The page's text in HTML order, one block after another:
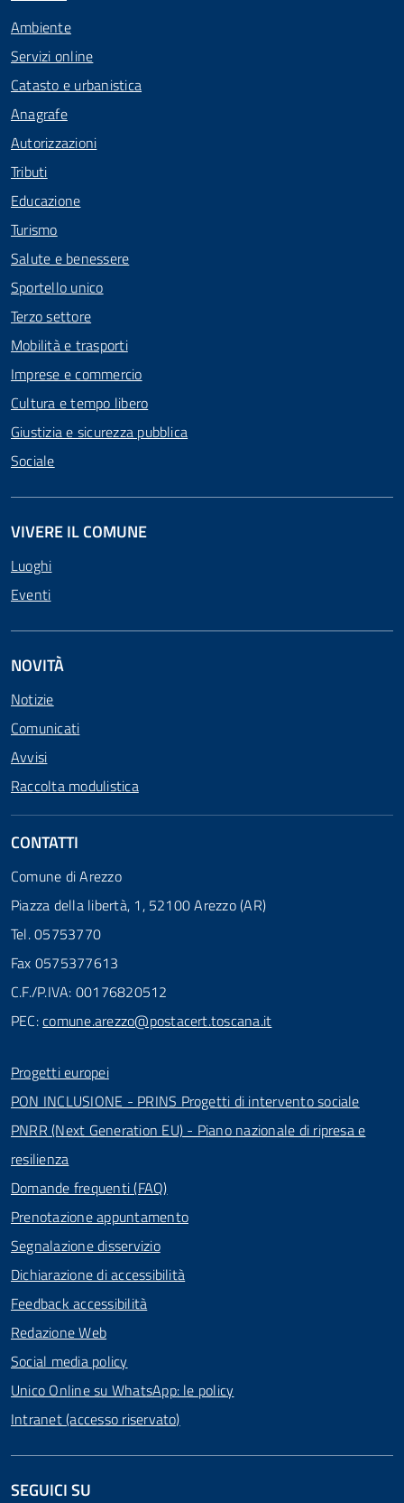
Ambiente
Servizi online
Catasto e urbanistica
Anagrafe
Autorizzazioni
Tributi
Educazione
Turismo
Salute e benessere
Sportello unico
Terzo settore
Mobilità e trasporti
Imprese e commercio
Cultura e tempo libero
Giustizia e sicurezza pubblica
Sociale
VIVERE IL COMUNE
Luoghi
Eventi
NOVITÀ
Notizie
Comunicati
Avvisi
Raccolta modulistica
CONTATTI
Comune di Arezzo
Piazza della libertà, 1, 52100 Arezzo (AR)
Tel. 05753770
Fax 0575377613
C.F./P.IVA: 00176820512
PEC:comune.arezzo@postacert.toscana.it
Progetti europei
PON INCLUSIONE - PRINS Progetti di intervento sociale
PNRR (Next Generation EU) - Piano nazionale di ripresa e
resilienza
Domande frequenti (FAQ)
Prenotazione appuntamento
Segnalazione disservizio
Dichiarazione di accessibilità
Feedback accessibilità
Redazione Web
Social media policy
Unico Online su WhatsApp: le policy
Intranet (accesso riservato)
SEGUICI SU